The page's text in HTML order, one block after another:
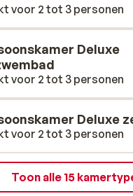
zwembad en opwarmen
durfals zijn er
kleurrijke
ervaar je in de
vakantie-kilootjes
ultra all inclusive
als voor kinderen,
voor 2 tot 3 personen
Deluxe
voor 2 tot 3 personen
Deluxe
voor 2 tot 3 personen
Toon alle 15